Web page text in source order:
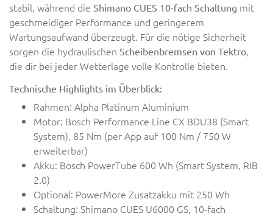
stabil, während die Shimano CUES 10-fach Schaltung mit
geschmeidiger Performance und geringerem
Wartungsaufwand überzeugt. Für die nötige Sicherheit
sorgen die hydraulischen Scheibenbremsen von Tektro,
die dir bei jeder Wetterlage volle Kontrolle bieten.
Technische Highlights im Überblick:
Rahmen: Alpha Platinum Aluminium
Motor: Bosch Performance Line CX BDU38 (Smart
System), 85 Nm (per App auf 100 Nm / 750 W
erweiterbar)
Akku: Bosch PowerTube 600 Wh (Smart System, RIB
2.0)
Optional: PowerMore Zusatzakku mit 250 Wh
Schaltung: Shimano CUES U6000 GS, 10-fach